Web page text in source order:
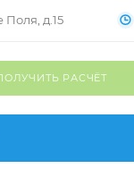
д.15
РАСЧЁТ